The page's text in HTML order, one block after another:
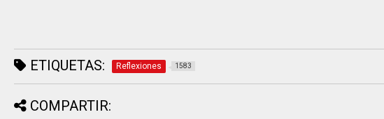
ETIQUETAS: Reflexiones 1583
COMPARTIR: